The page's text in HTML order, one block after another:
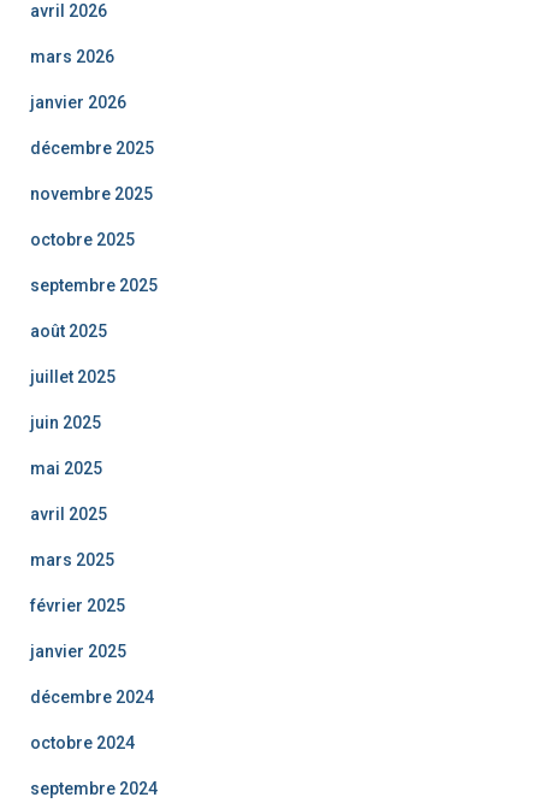
avril 2026
mars 2026
janvier 2026
décembre 2025
novembre 2025
octobre 2025
septembre 2025
août 2025
juillet 2025
juin 2025
mai 2025
avril 2025
mars 2025
février 2025
janvier 2025
décembre 2024
octobre 2024
septembre 2024